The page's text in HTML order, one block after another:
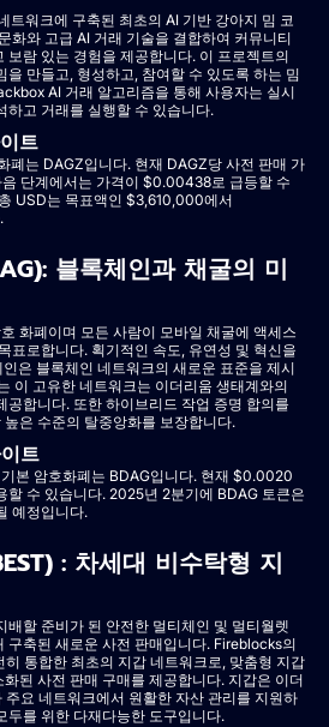
트워크에 구축된 최초의 AI 기반 강아지 밈 코
화와 고급 AI 거래 기술을 결합하여 커뮤니티
보람 있는 경험을 제공합니다. 이 프로젝트의
을 만들고, 형성하고, 참여할 수 있도록 하는 밈
AI 거래 알고리즘을 통해 사용자는 실시
하고 거래를 실행할 수 있습니다.
트
폐는 DAGZ입니다. 현재 DAGZ당 사전 판매 가
단계에서는 가격이 $0.00438로 급등할 수
USD는 목표액인 $3,610,000에서
블록체인과 채굴의 미
화폐이며 모든 사람이 모바일 채굴에 액세스
표로합니다. 획기적인 속도, 유연성 및 혁신을
은 블록체인 네트워크의 새로운 표준을 제시
이 고유한 네트워크는 이더리움 생태계와의
공합니다. 또한 하이브리드 작업 증명 합의를
은 수준의 탈중앙화를 보장합니다.
트
본 암호화폐는 BDAG입니다. 현재 $0.0020
할 수 있습니다. 2025년 2분기에 BDAG 토큰은
예정입니다.
: 차세대 비수탁형 지
배할 준비가 된 안전한 멀티체인 및 멀티월렛
구축된 새로운 사전 판매입니다. Fireblocks의
통합한 최초의 지갑 네트워크로, 맞춤형 지갑
된 사전 판매 구매를 제공합니다. 지갑은 이더
주요 네트워크에서 원활한 자산 관리를 지원하
두를 위한 다재다능한 도구입니다.